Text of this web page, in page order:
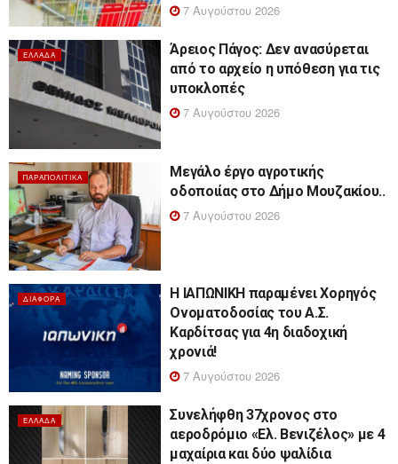
7 Αυγούστου 2026
ΕΛΛΆΔΑ
Άρειος Πάγος: Δεν ανασύρεται
από το αρχείο η υπόθεση για τις
υποκλοπές
7 Αυγούστου 2026
ΠΑΡΑΠΟΛΙΤΙΚΆ
Μεγάλο έργο αγροτικής
οδοποιίας στο Δήμο Μουζακίου..
7 Αυγούστου 2026
ΔΙΆΦΟΡΑ
Η ΙΑΠΩΝΙΚΗ παραμένει Χορηγός
Ονοματοδοσίας του Α.Σ.
Καρδίτσας για 4η διαδοχική
χρονιά!
7 Αυγούστου 2026
ΕΛΛΆΔΑ
Συνελήφθη 37χρονος στο
αεροδρόμιο «Ελ. Βενιζέλος» με 4
μαχαίρια και δύο ψαλίδια